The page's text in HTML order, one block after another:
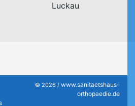
Luckau
© 2026 / www.sanitaetshaus-
orthopaedie.de